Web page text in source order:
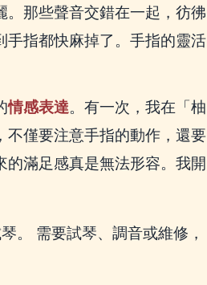
那些聲音交錯在一起，彷彿
指都快麻掉了。手指的靈活
情感表達。有一次，我在「柚
僅要注意手指的動作，還要
滿足感真是無法形容。我開
。 需要試琴、調音或維修，